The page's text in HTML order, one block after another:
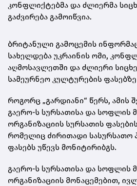
კონფლიქტებმა და ძლიერმა
გაძვირება გამოიწვია.
ბრიტანული გამოცემის
სახელდება უკრაინის ომი,
აღმოსავლეთში და ძლიერი
სამეურნეო კულტურების
როგორც „გარდიანი“ წერს, ამის
გაერო-ს სურსათისა და სოფლის
ორგანიზაციის სურსათის
რომელიც ძირითადი სასურსათო
ფასებს უწევს მონიტირიბგს.
გაერო-ს სურსათისა და სოფლის
ორგანიზაციის მონაცემებით,